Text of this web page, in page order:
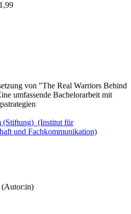
von "The Real Warriors Behind
umfassende Bachelorarbeit mit
(Stiftung) (Institut für
und Fachkommunikation)
(Autor:in)